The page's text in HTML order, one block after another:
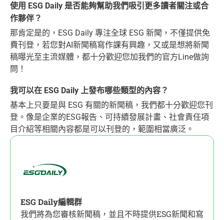
使用 ESG Daily 是否能夠幫助我們吸引更多讀者關注或合
作夥伴？
那肯定是的，ESG Daily 專注全球 ESG 新聞，不僅提供免
費刊登，若您對AI新聞稿寫作課有興趣，又或是想將新聞
稿曝光至主流媒體，都十分歡迎您加我們的官方Line做詢
問！
我可以在 ESG Daily 上發布哪些類型的內容？
基本上只要是與 ESG 有關的新聞稿，我們都十分歡迎您刊
登。像是企業的ESG報告、可持續發展計畫、社會責任項
目介紹等相關內容都是可以刊登的，範圍相當廣泛。
ESG Daily編輯群
我們將為您審核新聞稿，並且不時提供ESG新聞和寫